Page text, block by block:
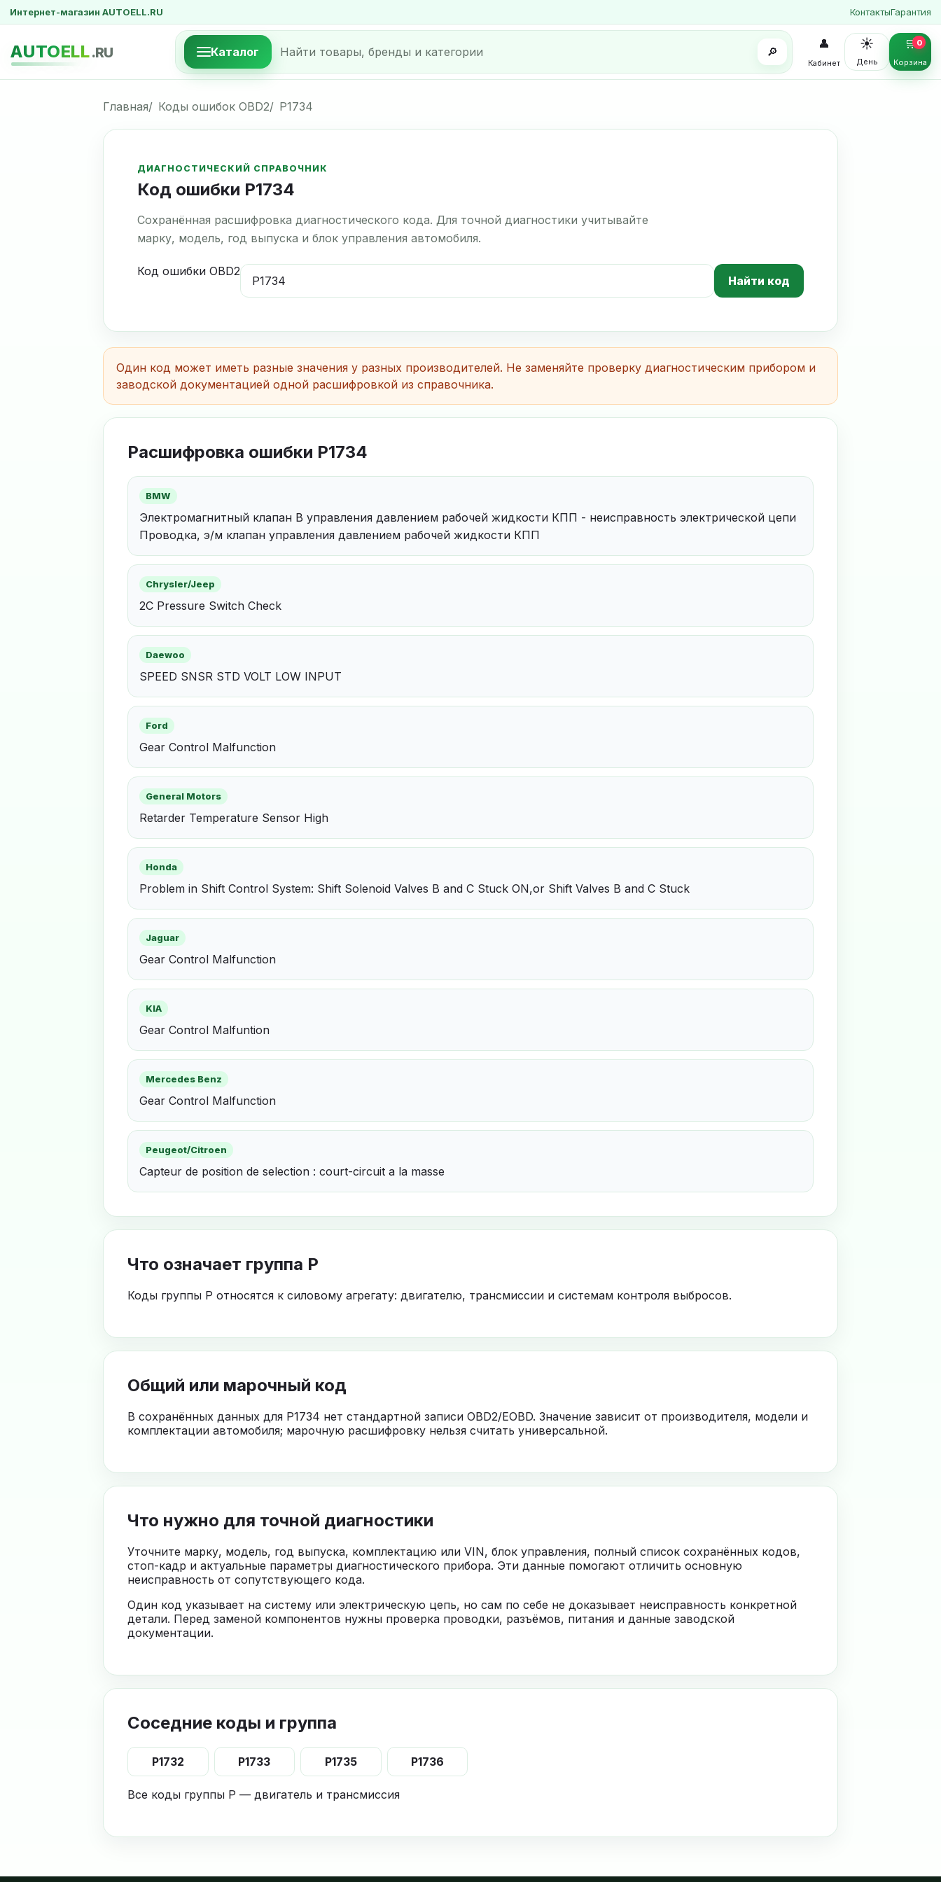
Интернет-магазин AUTOELL.RU КонтактыГарантия
AUTOELL.RU Каталог 🔎
👤
Кабинет
☀️
День
🛒
Корзина
0
Главная Коды ошибок OBD2 P1734
ДИАГНОСТИЧЕСКИЙ СПРАВОЧНИК
Код ошибки P1734
Сохранённая расшифровка диагностического кода. Для точной диагностики учитывайте
марку, модель, год выпуска и блок управления автомобиля.
Код ошибки OBD2
Найти код
Один код может иметь разные значения у разных производителей. Не заменяйте проверку диагностическим прибором и
заводской документацией одной расшифровкой из справочника.
Расшифровка ошибки P1734
BMW
Электромагнитный клапан B управления давлением рабочей жидкости КПП - неисправность электрической цепи
Проводка, э/м клапан управления давлением рабочей жидкости КПП
Chrysler/Jeep
2C Pressure Switch Check
Daewoo
SPEED SNSR STD VOLT LOW INPUT
Ford
Gear Control Malfunction
General Motors
Retarder Temperature Sensor High
Honda
Problem in Shift Control System: Shift Solenoid Valves B and C Stuck ON,or Shift Valves B and C Stuck
Jaguar
Gear Control Malfunction
KIA
Gear Control Malfuntion
Mercedes Benz
Gear Control Malfunction
Peugeot/Citroen
Capteur de position de selection : court-circuit a la masse
Что означает группа P
Коды группы P относятся к силовому агрегату: двигателю, трансмиссии и системам контроля выбросов.
Общий или марочный код
В сохранённых данных для P1734 нет стандартной записи OBD2/EOBD. Значение зависит от производителя, модели и
комплектации автомобиля; марочную расшифровку нельзя считать универсальной.
Что нужно для точной диагностики
Уточните марку, модель, год выпуска, комплектацию или VIN, блок управления, полный список сохранённых кодов,
стоп-кадр и актуальные параметры диагностического прибора. Эти данные помогают отличить основную
неисправность от сопутствующего кода.
Один код указывает на систему или электрическую цепь, но сам по себе не доказывает неисправность конкретной
детали. Перед заменой компонентов нужны проверка проводки, разъёмов, питания и данные заводской
документации.
Соседние коды и группа
P1732 P1733 P1735 P1736
Все коды группы P — двигатель и трансмиссия